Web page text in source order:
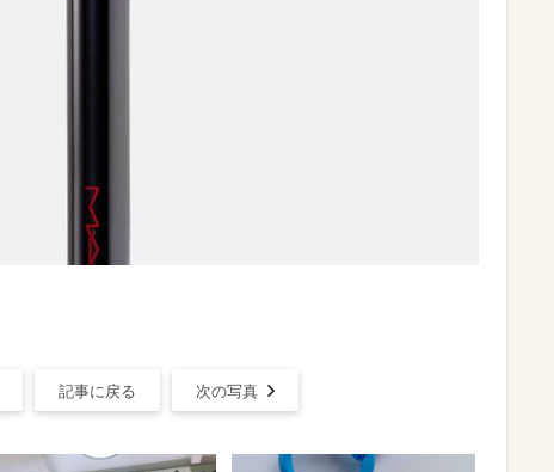
記事に戻る 次の写真